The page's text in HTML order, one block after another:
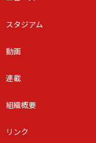
スタジアム
動画
連載
組織概要
リンク